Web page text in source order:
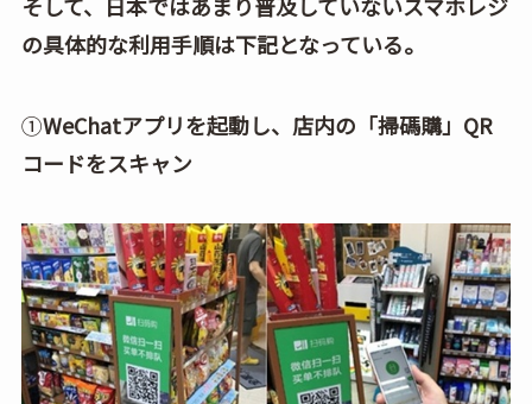
の具体的な利用手順は下記となっている。
①WeChatアプリを起動し、店内の「掃碼購」QR
コードをスキャン